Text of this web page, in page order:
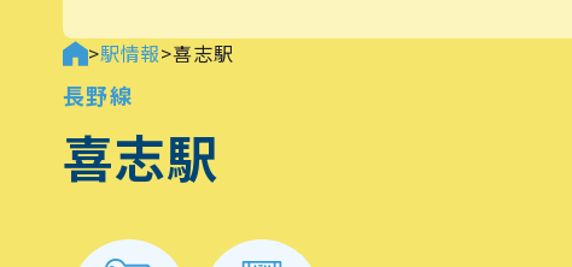
>駅情報>喜志駅
長野線
喜志駅